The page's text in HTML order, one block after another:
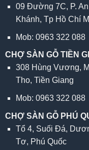
09 Đường 7C, P. An
Khánh, Tp Hồ Chí
Mob: 0963 322 088
CHỢ SÀN GỖ TIỀN
308 Hùng Vương,
Tho, Tiền Giang
Mob: 0963 322 088
CHỢ SÀN GỖ PHÚ
Tổ 4, Suối Đá,
Tơ, Phú Quốc